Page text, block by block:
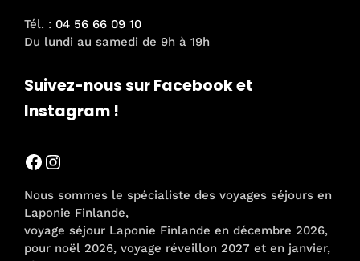
Tél. : 04 56 66 09 10
Du lundi au samedi de 9h à 19h
Suivez-nous sur Facebook et
Instagram !
Facebook
Instagram
Nous sommes le spécialiste des voyages séjours en
Laponie Finlande,
voyage séjour Laponie Finlande en décembre 2026,
pour noël 2026, voyage réveillon 2027 et en janvier,